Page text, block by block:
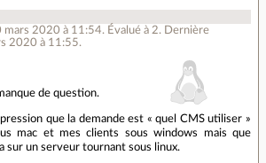
mars 2020 à 11:54. Évalué à2. Dernière
2020 à 11:55.
de question.
que la demande est « quel CMS utiliser »
mac et mes clients sous windows mais que
sur un serveur tournant sous linux.